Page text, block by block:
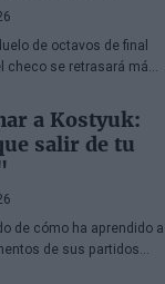
de octavos de final
se retrasará más
a Kostyuk:
salir de tu
de cómo ha aprendido a
de sus partidos
del WTA Toronto.